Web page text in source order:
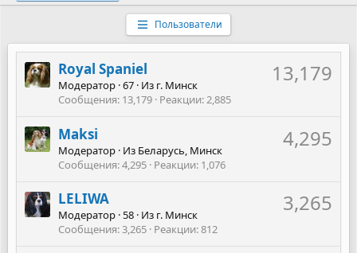
Пользователи
13,179
Royal Spaniel
Модератор ·67 · Из г. Минск
Сообщения 13,179 Реакции 2,885
4,295
Maksi
Модератор · Из Беларусь, Минск
Сообщения 4,295 Реакции 1,076
3,265
LELIWA
Модератор · 58 · Из г. Минск
Сообщения 3,265 Реакции 812